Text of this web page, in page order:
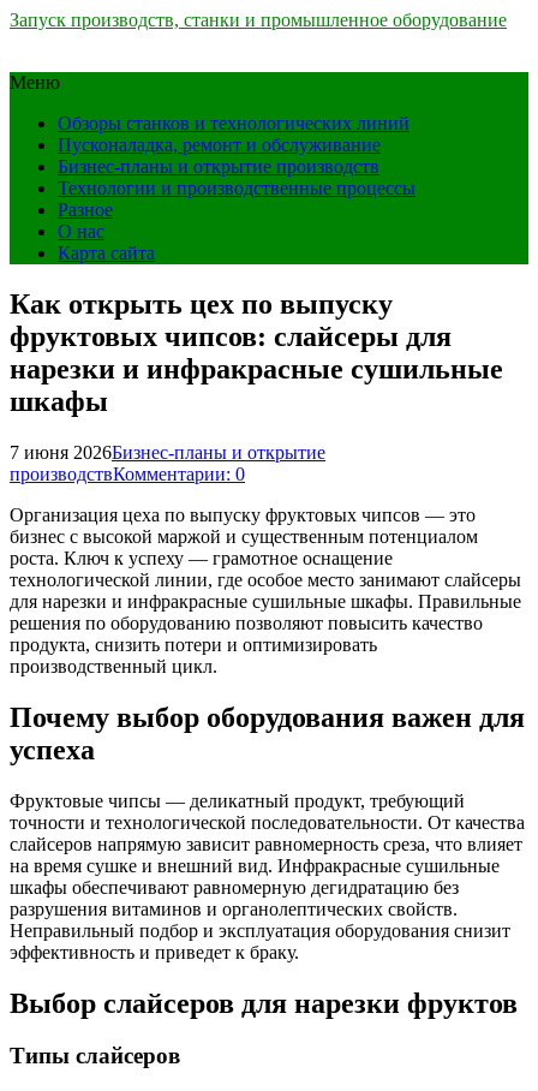
Запуск производств, станки и промышленное оборудование
Меню
Обзоры станков и технологических линий
Пусконаладка, ремонт и обслуживание
Бизнес-планы и открытие производств
Технологии и производственные процессы
Разное
О нас
Карта сайта
Как открыть цех по выпуску
фруктовых чипсов: слайсеры для
нарезки и инфракрасные сушильные
шкафы
7 июня 2026Бизнес-планы и открытие
производствКомментарии: 0
Организация цеха по выпуску фруктовых чипсов — это
бизнес с высокой маржой и существенным потенциалом
роста. Ключ к успеху — грамотное оснащение
технологической линии, где особое место занимают слайсеры
для нарезки и инфракрасные сушильные шкафы. Правильные
решения по оборудованию позволяют повысить качество
продукта, снизить потери и оптимизировать
производственный цикл.
Почему выбор оборудования важен для
успеха
Фруктовые чипсы — деликатный продукт, требующий
точности и технологической последовательности. От качества
слайсеров напрямую зависит равномерность среза, что влияет
на время сушке и внешний вид. Инфракрасные сушильные
шкафы обеспечивают равномерную дегидратацию без
разрушения витаминов и органолептических свойств.
Неправильный подбор и эксплуатация оборудования снизит
эффективность и приведет к браку.
Выбор слайсеров для нарезки фруктов
Типы слайсеров